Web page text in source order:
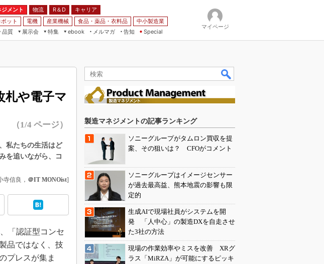
メント 物流 R＆D
キャリア
ボット 電機 産業機械 食品・薬品・衣料品
中小製造業
品質
展示会
特集
ebook
メルマガ
告知 Special
マイページ
札や電子マ
（1/4 ページ）
私たちの生活はど
を追いながら、コ
寺信良， ＠IT MONOist]
「認証型コンセ
品ではなく、技
プレスが集ま
製造マネジメントの記事ランキング
ソニーグループがタムロン買収を提
案、その狙いは？ CFOがコメント
ソニーグループはイメージセンサー
が過去最高益、熊本地震の影響も限
定的
生成AIで現場社員がシステムを開
発 「人中心」の製造DXを自走させ
た3社の方法
現場の作業効率やミスを改善 XRグ
ラス「MiRZA」が可能にするピッキ